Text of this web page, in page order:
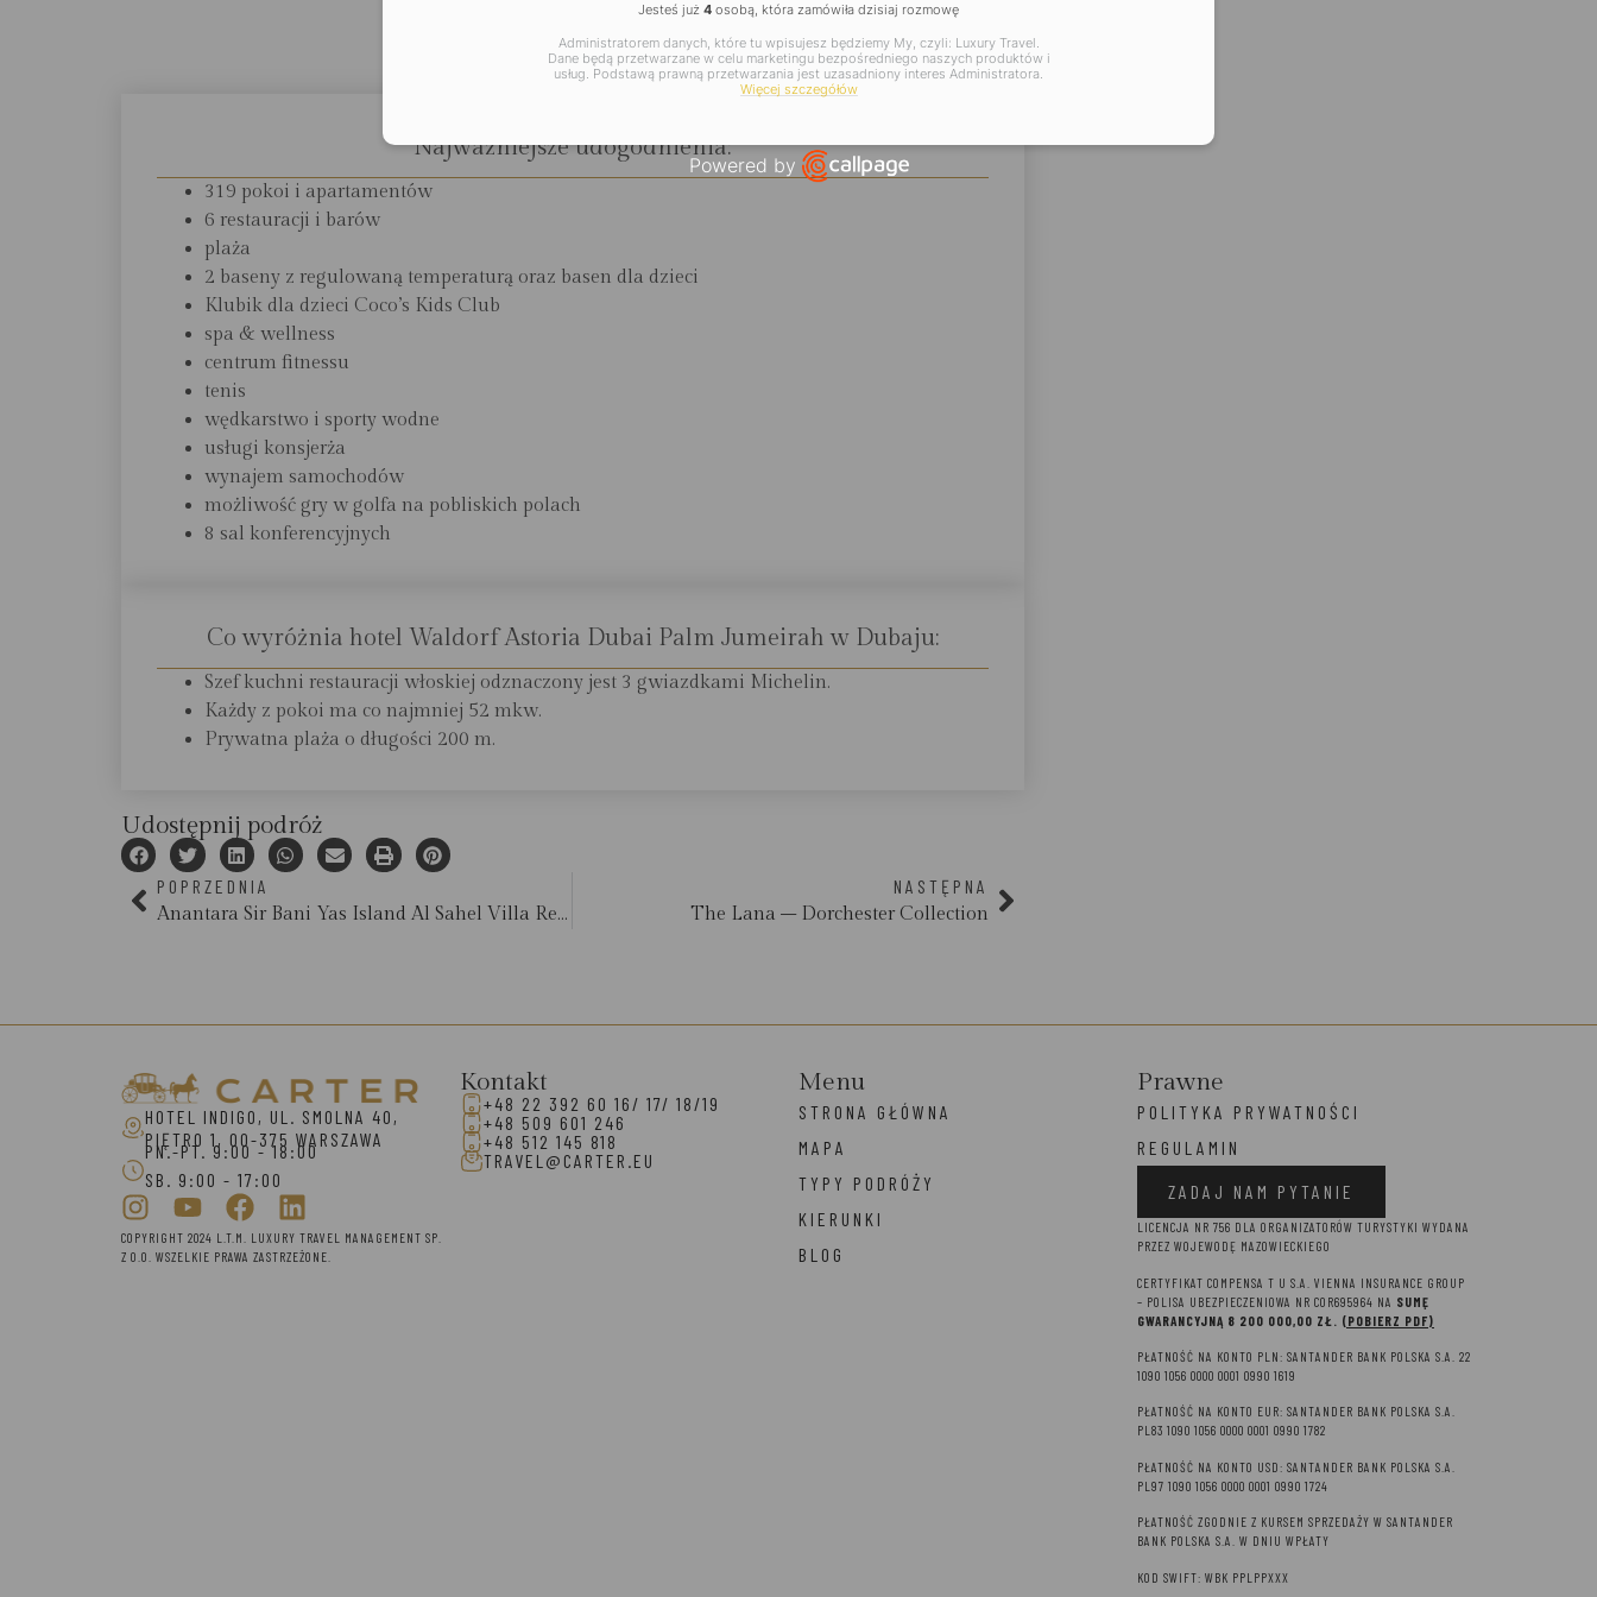
Informacje dodatkowe:
Najważniejsze udogodnienia:
319 pokoi i apartamentów
6 restauracji i barów
plaża
2 baseny z regulowaną temperaturą oraz basen dla dzieci
Klubik dla dzieci Coco’s Kids Club
spa & wellness
centrum fitnessu
tenis
wędkarstwo i sporty wodne
usługi konsjerża
wynajem samochodów
możliwość gry w golfa na pobliskich polach
8 sal konferencyjnych
Co wyróżnia hotel Waldorf Astoria Dubai Palm Jumeirah w Dubaju:
Szef kuchni restauracji włoskiej odznaczony jest 3 gwiazdkami Michelin.
Każdy z pokoi ma co najmniej 52 mkw.
Prywatna plaża o długości 200 m.
Udostępnij podróż
POPRZEDNIA
Anantara Sir Bani Yas Island Al Sahel Villa Resort
NASTĘPNA
The Lana – Dorchester Collection
HOTEL INDIGO, UL. SMOLNA 40,
PIĘTRO 1, 00-375 WARSZAWA
PN.-PT. 9:00 - 18:00
SB. 9:00 - 17:00
COPYRIGHT 2024 L.T.M. LUXURY TRAVEL MANAGEMENT SP.
Z O.O. WSZELKIE PRAWA ZASTRZEŻONE.
Kontakt
+48 22 392 60 16/ 17/ 18/19
+48 509 601 246
+48 512 145 818
TRAVEL@CARTER.EU
Menu
STRONA GŁÓWNA
MAPA
TYPY PODRÓŻY
KIERUNKI
BLOG
Prawne
POLITYKA PRYWATNOŚCI
REGULAMIN
ZADAJ NAM PYTANIE
LICENCJA NR 756 DLA ORGANIZATORÓW TURYSTYKI WYDANA
PRZEZ WOJEWODĘ MAZOWIECKIEGO
CERTYFIKAT COMPENSA T U S.A. VIENNA INSURANCE GROUP
– POLISA UBEZPIECZENIOWA NR COR695964 NA SUMĘ
GWARANCYJNĄ 8 200 000,00 ZŁ. (POBIERZ PDF)
PŁATNOŚĆ NA KONTO PLN: SANTANDER BANK POLSKA S.A. 22
1090 1056 0000 0001 0990 1619
PŁATNOŚĆ NA KONTO EUR: SANTANDER BANK POLSKA S.A.
PL83 1090 1056 0000 0001 0990 1782
PŁATNOŚĆ NA KONTO USD: SANTANDER BANK POLSKA S.A.
PL97 1090 1056 0000 0001 0990 1724
PŁATNOŚĆ ZGODNIE Z KURSEM SPRZEDAŻY W SANTANDER
BANK POLSKA S.A. W DNIU WPŁATY
KOD SWIFT: WBK PPLPPXXX
Jesteś już 4 osobą, która zamówiła dzisiaj rozmowę
Administratorem danych, które tu wpisujesz będziemy My, czyli: Luxury Travel.
Dane będą przetwarzane w celu marketingu bezpośredniego naszych produktów i
usług. Podstawą prawną przetwarzania jest uzasadniony interes Administratora.
Więcej szczegółów
Powered by